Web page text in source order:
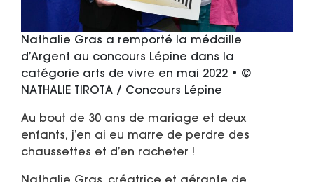
Nathalie Gras a remporté la médaille
d’Argent au concours Lépine dans la
catégorie arts de vivre en mai 2022 • ©
NATHALIE TIROTA / Concours Lépine
Au bout de 30 ans de mariage et deux
enfants, j’en ai eu marre de perdre des
chaussettes et d’en racheter !